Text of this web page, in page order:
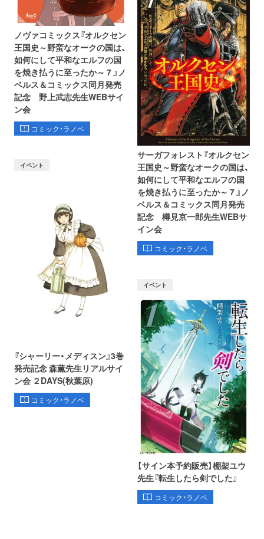
ノヴァコミックス『オルクセン
王国史～野蛮なオークの国は、
如何にして平和なエルフの国
を焼き払うに至ったか～ 7 』ノ
ベルス＆コミックス同月発売
記念 野上武志先生WEBサイ
ン会
コミック・ラノベ
サーガフォレスト『オルクセン
王国史～野蛮なオークの国は、
如何にして平和なエルフの国
を焼き払うに至ったか～ 7 』ノ
ベルス＆コミックス同月発売
記念 樽見京一郎先生WEBサ
イン会
コミック・ラノベ
イベント
『シャーリー・メディスン』3巻
発売記念 森薫先生リアルサイ
ン会 ２DAYS(秋葉原)
コミック・ラノベ
イベント
【サイン本予約販売】棚架ユウ
先生『転生したら剣でした』
コミック・ラノベ